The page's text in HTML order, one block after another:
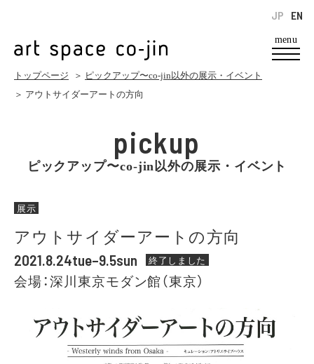
menu
EN
JP
トップページ ＞ ピックアップ〜co-jin以外の展示・イベント
＞ アウトサイダーアートの方向
pickup
ピックアップ〜co-jin以外の展示・イベント
展示
アウトサイダーアートの方向
2021.8.24tue–9.5sun 終了しました
会場：深川東京モダン館（東京）